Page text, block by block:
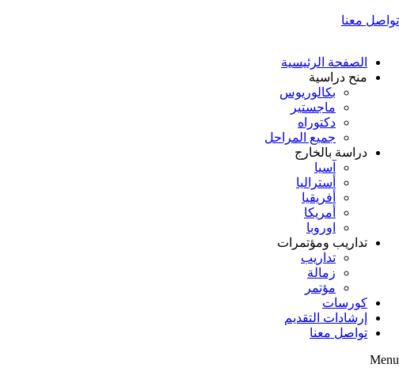
تواصل معنا
الصفحة الرئيسية
منح دراسية
بكالوريوس
ماجستير
دكتوراه
جميع المراحل
دراسة بالخارج
آسيا
أستراليا
أفريقيا
أمريكا
اوروبا
تداريب ومؤتمرات
تداريب
زمالة
مؤتمر
كورسات
إرشادات التقديم
تواصل معنا
Menu